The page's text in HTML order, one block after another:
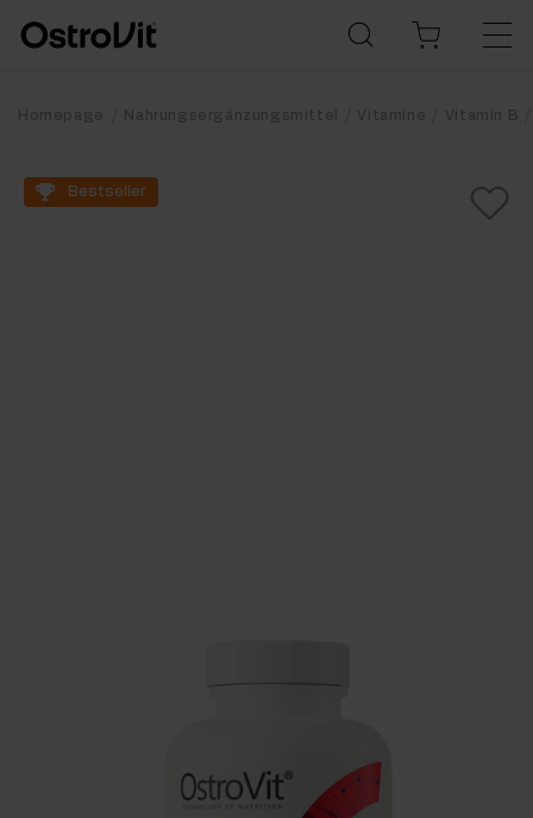
Homepage Nahrungsergänzungsmittel Vitamine Vitamin B
Bestseller